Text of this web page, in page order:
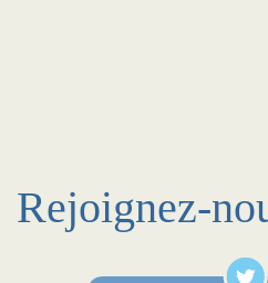
Rejoignez-